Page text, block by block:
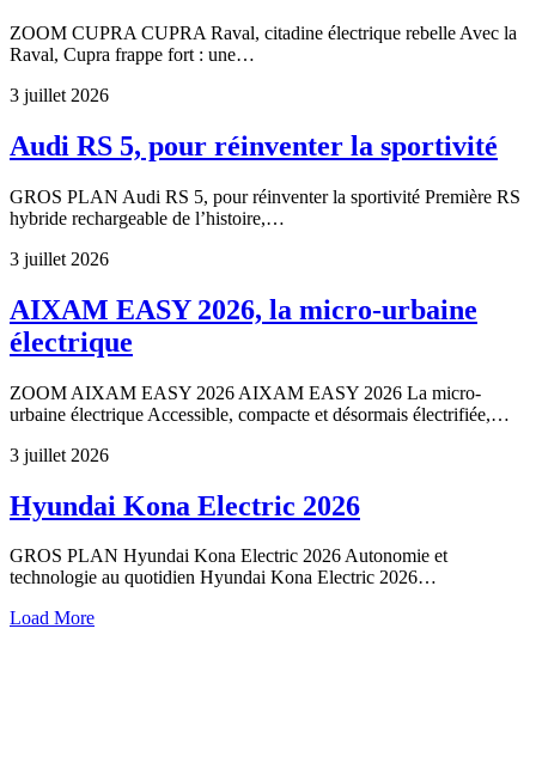
ZOOM CUPRA CUPRA Raval, citadine électrique rebelle Avec la
Raval, Cupra frappe fort : une…
3 juillet 2026
Audi RS 5, pour réinventer la sportivité
GROS PLAN Audi RS 5, pour réinventer la sportivité Première RS
hybride rechargeable de l’histoire,…
3 juillet 2026
AIXAM EASY 2026, la micro-urbaine
électrique
ZOOM AIXAM EASY 2026 AIXAM EASY 2026 La micro-
urbaine électrique Accessible, compacte et désormais électrifiée,…
3 juillet 2026
Hyundai Kona Electric 2026
GROS PLAN Hyundai Kona Electric 2026 Autonomie et
technologie au quotidien Hyundai Kona Electric 2026…
Load More